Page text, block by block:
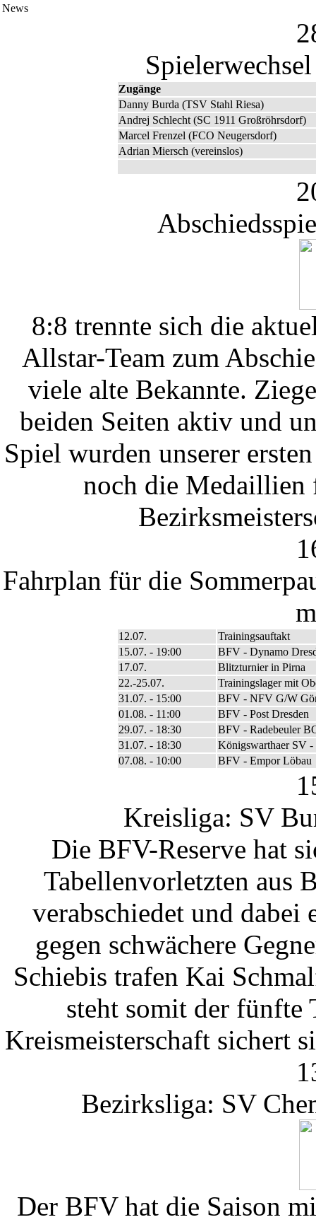
News
Zugänge
Danny Burda (TSV Stahl Riesa)
Andrej Schlecht (SC 1911 Großröhrsdorf)
Marcel Frenzel (FCO Neugersdorf)
Adrian Miersch (vereinslos)
8:8 trennte sich die
Allstar-Team zum
viele alte Bekannte.
beiden Seiten aktiv und
Spiel wurden unserer
noch die Medaillien
Fahrplan für die
12.07.
Trainingsauftakt
15.07. - 19:00
BFV - Dynamo
17.07.
Blitzturnier in Pirna
22.-25.07.
Trainingslager mit
31.07. - 15:00
BFV - NFV G/W
01.08. - 11:00
BFV - Post Dresden
29.07. - 18:30
BFV - Radebeuler
31.07. - 18:30
Königswarthaer SV
07.08. - 10:00
BFV - Empor Löbau
Kreisliga: SV
Die BFV-Reserve hat
Tabellenvorletzten aus
verabschiedet und dabei
gegen schwächere
Schiebis trafen Kai
steht somit der fünfte
Kreismeisterschaft sichert
Bezirksliga: SV
Der BFV hat die Saison